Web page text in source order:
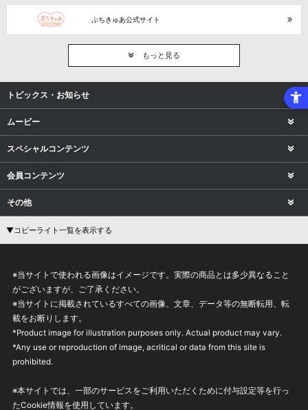
ぷちきゅあ公式サイト
もっと見る
トピックス・お知らせ
ムービー
スペシャルコンテンツ
会員コンテンツ
その他
▼コピーライト一覧を表示する
※当サイトで使われる画像はイメージです。実際の商品とは多少異なること
がございますが、ご了承ください。
※当サイトに掲載されているすべての画像、文章、データ等の無断転用、転
載をお断りします。
*Product image for illustration purposes only. Actual product may vary.
*Any use or reproduction of image, acritical or data from this site is
prohibited.
※本サイトでは、一部のサービスをご利用いただくために付与設定等を行っ
たCookie情報を使用しています。